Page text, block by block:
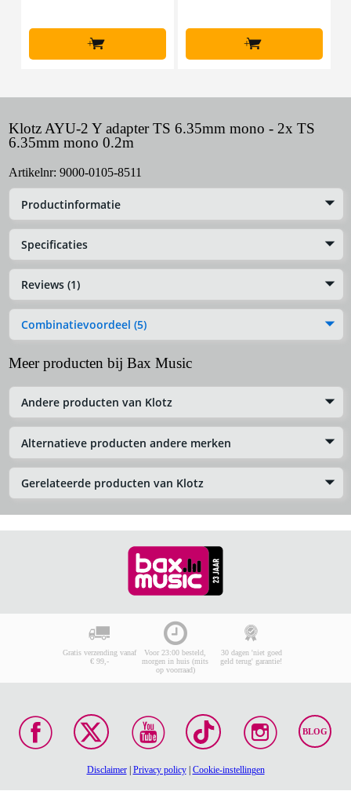
+ +
Klotz AYU-2 Y adapter TS 6.35mm mono - 2x TS
6.35mm mono 0.2m
Artikelnr: 9000-0105-8511
Productinformatie
Specificaties
Reviews (1)
Combinatievoordeel (5)
Meer producten bij Bax Music
Andere producten van Klotz
Alternatieve producten andere merken
Gerelateerde producten van Klotz
Gratis verzending vanaf
€ 99,-
Voor 23:00 besteld,
morgen in huis (mits
op voorraad)
30 dagen 'niet goed
geld terug' garantie!
BLOG
Disclaimer| Privacy policy| Cookie-instellingen